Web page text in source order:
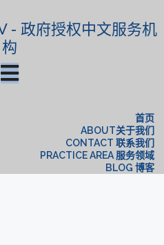
- 政府授权中文服务机
构
首页
ABOUT关于我们
CONTACT 联系我们
PRACTICE AREA 服务领域
BLOG 博客